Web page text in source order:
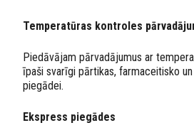
Temperatūras kontroles
Piedāvājam pārvadājumus ar
īpaši svarīgi pārtikas, farmaceitisko
piegādei.
Ekspress piegādes